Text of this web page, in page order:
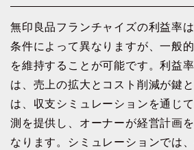
無印良品フランチャイズの利益率
条件によって異なりますが、一般
を維持することが可能です。利益
は、売上の拡大とコスト削減が鍵
は、収支シミュレーションを通じ
測を提供し、オーナーが経営計画
なります。シミュレーションでは